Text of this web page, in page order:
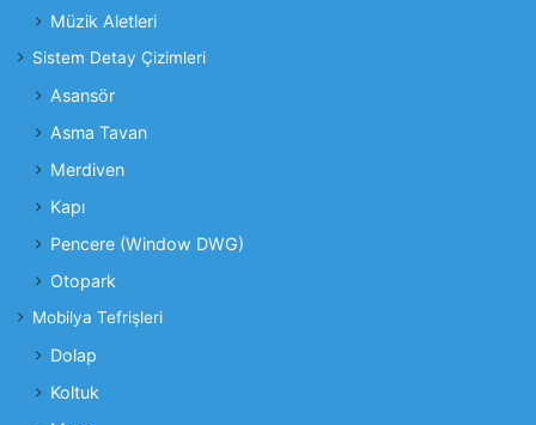
Müzik Aletleri
Sistem Detay Çizimleri
Asansör
Asma Tavan
Merdiven
Kapı
Pencere (Window DWG)
Otopark
Mobilya Tefrişleri
Dolap
Koltuk